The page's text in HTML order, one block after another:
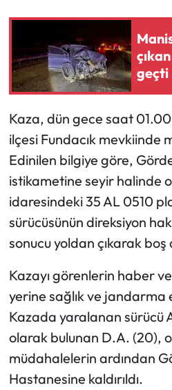
geçti
Kaza, dün gece saat
ilçesi Fundacık mevkiinde
Edinilen bilgiye göre,
istikametine seyir halinde
idaresindeki 35 AL 0510
sürücüsünün direksiyon
sonucu yoldan çıkarak
Kazayı görenlerin haber
yerine sağlık ve jandarma
Kazada yaralanan sürücü
olarak bulunan D.A. (20),
müdahalelerin ardından
Hastanesine kaldırıldı.